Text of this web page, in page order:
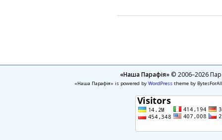
«Наша Парафія»© 2006–2026
«Наша Парафія» is powered by WordPresstheme by